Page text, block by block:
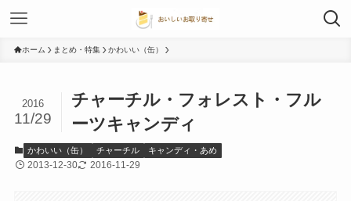
ホーム まとめ・特集 かわいい（缶）
チャーチル・フォレスト・フル
ーツキャンディ
2016
11/29
かわいい（缶） チャーチル キャンディ・あめ
2013-12-30 2016-11-29